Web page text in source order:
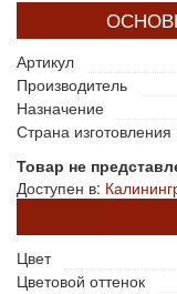
Артикул
Производитель
Назначение
Страна изготовления
Товар не
Доступен в:
Цвет
Цветовой оттенок